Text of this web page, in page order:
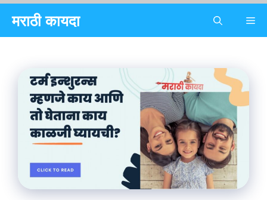
content
मराठी कायदा